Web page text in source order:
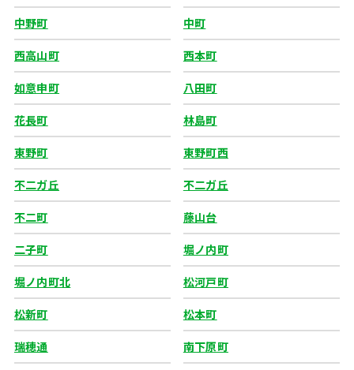
中野町 中町
西高山町 西本町
如意申町 八田町
花長町 林島町
東野町 東野町西
不二ガ丘 不二ガ丘
不二町 藤山台
二子町 堀ノ内町
堀ノ内町北 松河戸町
松新町 松本町
瑞穂通 南下原町